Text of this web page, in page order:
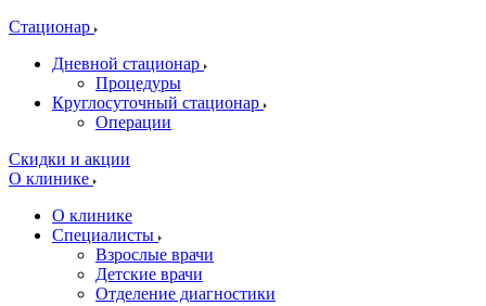
Стационар
Дневной стационар
Процедуры
Круглосуточный стационар
Операции
Скидки и акции
О клинике
О клинике
Специалисты
Взрослые врачи
Детские врачи
Отделение диагностики